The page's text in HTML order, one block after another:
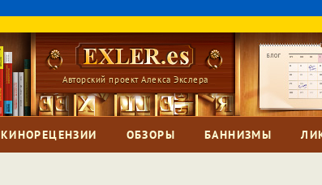
Авторский проект Алекса Экслера
КИНОРЕЦЕНЗИИ ОБЗОРЫ БАННИЗМЫ